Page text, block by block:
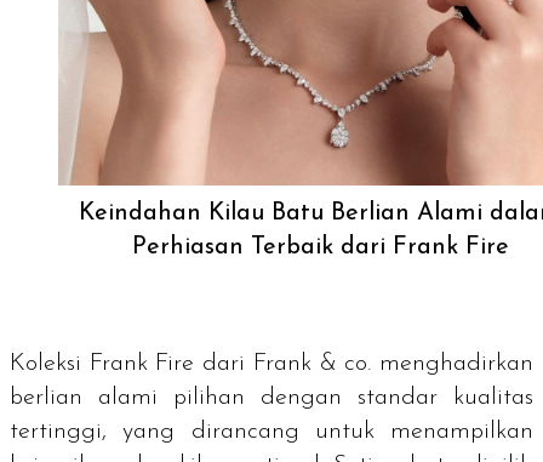
Keindahan Kilau Batu Berlian Alami
Perhiasan Terbaik dari Frank Fire
Koleksi Frank Fire dari Frank & co. menghadirkan
berlian alami pilihan dengan standar kualitas
tertinggi, yang dirancang untuk menampilkan